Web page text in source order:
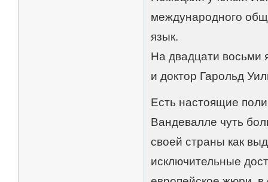
международного
язык.
На двадцати восьми
и доктор Гарольд
Есть настоящие
Вандевалле чуть
своей страны как
исключительные